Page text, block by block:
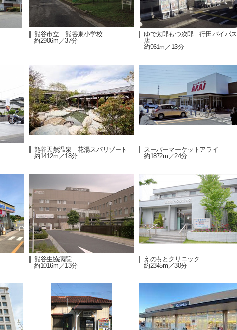
熊谷市立 熊谷東小学校
約2906m／37分
ゆで太郎もつ次郎 行田バイパス
店
約961m／13分
熊谷天然温泉 花湯スパリゾート
約1412m／18分
スーパーマーケットアライ
約1872m／24分
熊谷生協病院
約1016m／13分
えのもとクリニック
約2345m／30分